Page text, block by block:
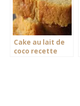
Cake au lait de
coco recette